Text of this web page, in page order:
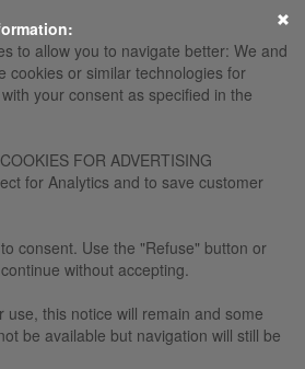
to allow you to navigate better: We and
cookies or similar technologies for
your consent as specified in the
FOR ADVERTISING
for Analytics and to save customer
consent. Use the "Refuse" button or
without accepting.
use, this notice will remain and some
be available but navigation will still be
×